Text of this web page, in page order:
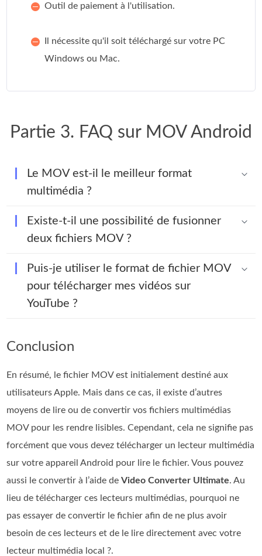
Outil de paiement à l'utilisation.
Il nécessite qu'il soit téléchargé sur votre PC
Windows ou Mac.
Partie 3. FAQ sur MOV Android
Le MOV est-il le meilleur format
multimédia ?
Existe-t-il une possibilité de fusionner
deux fichiers MOV ?
Puis-je utiliser le format de fichier MOV
pour télécharger mes vidéos sur
YouTube ?
Conclusion
En résumé, le fichier MOV est initialement destiné aux
utilisateurs Apple. Mais dans ce cas, il existe d’autres
moyens de lire ou de convertir vos fichiers multimédias
MOV pour les rendre lisibles. Cependant, cela ne signifie pas
forcément que vous devez télécharger un lecteur multimédia
sur votre appareil Android pour lire le fichier. Vous pouvez
aussi le convertir à l’aide deVideo Converter Ultimate. Au
lieu de télécharger ces lecteurs multimédias, pourquoi ne
pas essayer de convertir le fichier afin de ne plus avoir
besoin de ces lecteurs et de le lire directement avec votre
lecteur multimédia local ?.